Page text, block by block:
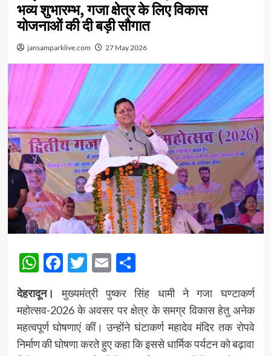
भव्य शुभारम्भ, गजा क्षेत्र के लिए विकास
योजनाओं की दी बड़ी सौगात
jansamparklive.com 27 May 2026
WhatsApp
Facebook
Twitter
EmailShare
देहरादून।मुख्यमंत्री पुष्कर सिंह धामी ने गजा घण्टाकर्ण
महोत्सव-2026 के अवसर पर क्षेत्र के समग्र विकास हेतु अनेक
महत्वपूर्ण घोषणाएं कीं। उन्होंने घंटाकर्ण महादेव मंदिर तक रोपवे
निर्माण की घोषणा करते हुए कहा कि इससे धार्मिक पर्यटन को बढ़ावा